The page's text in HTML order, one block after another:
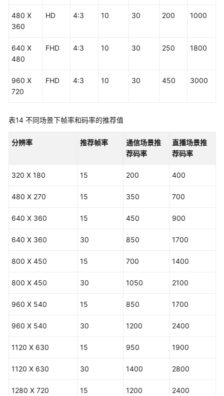
480 X
360
HD 4:3 10 30 200 1000
640 X
480
FHD 4:3 10 30 250 1800
960 X
720
FHD 4:3 10 30 450 3000
表14 不同场景下帧率和码率的推荐值
分辨率 推荐帧率
通信场景推
荐码率
直播场景推
荐码率
320 X 180 15 200 400
480 X 270 15 350 700
640 X 360 15 450 900
640 X 360 30 850 1700
800 X 450 15 700 1400
800 X 450 30 1050 2100
960 X 540 15 850 1700
960 X 540 30 1200 2400
1120 X 630 15 950 1900
1120 X 630 30 1400 2800
1280 X 720 15 1200 2400